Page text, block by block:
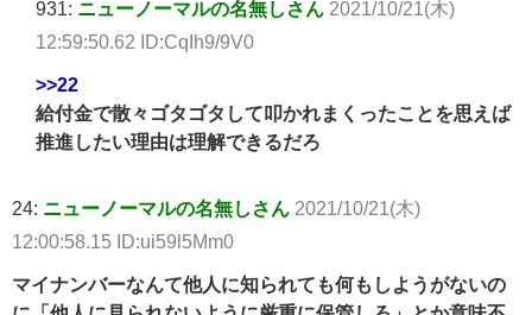
931: ニューノーマルの名無しさん 2021/10/21(木)
12:59:50.62 ID:CqIh9/9V0
>>22
給付金で散々ゴタゴタして叩かれまくったことを思えば
推進したい理由は理解できるだろ
24: ニューノーマルの名無しさん 2021/10/21(木)
12:00:58.15 ID:ui59l5Mm0
マイナンバーなんて他人に知られても何もしようがないの